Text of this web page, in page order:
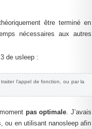
être terminé en
nécessaires aux autres
de usleep :
l’appel de fonction, ou par la
pas optimale. J’avais
ou en utilisant nanosleep afin